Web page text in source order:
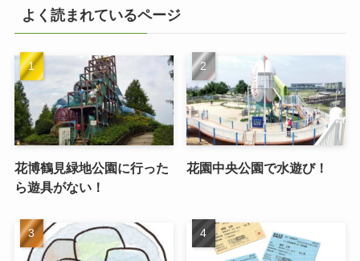
よく読まれているページ
花博鶴見緑地公園に行った
ら遊具がない！
花園中央公園で水遊び！